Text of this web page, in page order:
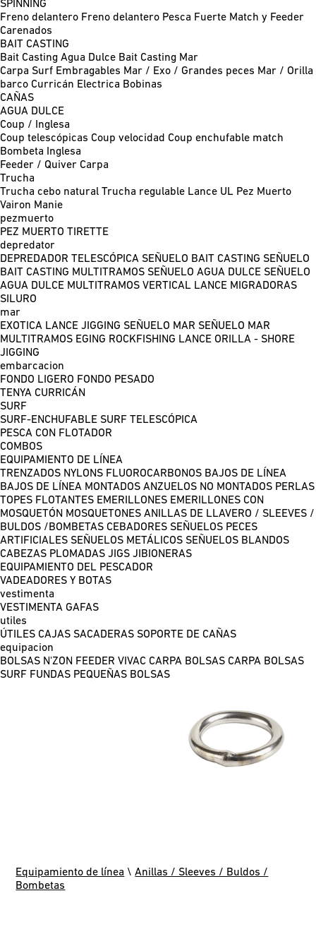
SPINNING
Freno delantero Freno delantero Pesca Fuerte Match y Feeder
Carenados
BAIT CASTING
Bait Casting Agua Dulce Bait Casting Mar
Carpa Surf Embragables Mar / Exo / Grandes peces Mar / Orilla
barco Curricán Electrica Bobinas
CAÑAS
AGUA DULCE
Coup / Inglesa
Coup telescópicas Coup velocidad Coup enchufable match
Bombeta
Inglesa
Feeder / Quiver Carpa
Trucha
Trucha cebo natural Trucha regulable Lance UL Pez Muerto
Vairon Manie
pezmuerto
PEZ MUERTO TIRETTE
depredator
DEPREDADOR TELESCÓPICA SEÑUELO BAIT CASTING SEÑUELO
BAIT CASTING MULTITRAMOS SEÑUELO AGUA DULCE SEÑUELO
AGUA DULCE MULTITRAMOS VERTICAL LANCE MIGRADORAS
SILURO
mar
EXOTICA LANCE JIGGING SEÑUELO MAR SEÑUELO MAR
MULTITRAMOS EGING ROCKFISHING LANCE ORILLA - SHORE
JIGGING
embarcacion
FONDO LIGERO FONDO PESADO
TENYA CURRICÁN
SURF
SURF-ENCHUFABLE SURF TELESCÓPICA
PESCA CON FLOTADOR
COMBOS
EQUIPAMIENTO DE LÍNEA
TRENZADOS NYLONS FLUOROCARBONOS BAJOS DE LÍNEA
BAJOS DE LÍNEA MONTADOS ANZUELOS NO MONTADOS PERLAS
TOPES FLOTANTES EMERILLONES EMERILLONES CON
MOSQUETÓN MOSQUETONES ANILLAS DE LLAVERO / SLEEVES /
BULDOS /BOMBETAS CEBADORES SEÑUELOS PECES
ARTIFICIALES SEÑUELOS METÁLICOS SEÑUELOS BLANDOS
CABEZAS PLOMADAS JIGS JIBIONERAS
EQUIPAMIENTO DEL PESCADOR
VADEADORES Y BOTAS
vestimenta
VESTIMENTA GAFAS
utiles
ÚTILES CAJAS SACADERAS SOPORTE DE CAÑAS
equipacion
BOLSAS N'ZON FEEDER VIVAC CARPA BOLSAS CARPA BOLSAS
SURF FUNDAS PEQUEÑAS BOLSAS
Equipamiento de línea \Anillas / Sleeves / Buldos /
Bombetas